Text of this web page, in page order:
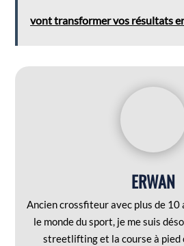
vont transformer vos résultats
ERWAN
Ancien crossfiteur avec plus de 10
le monde du sport, je me suis
streetlifting et la course à pied